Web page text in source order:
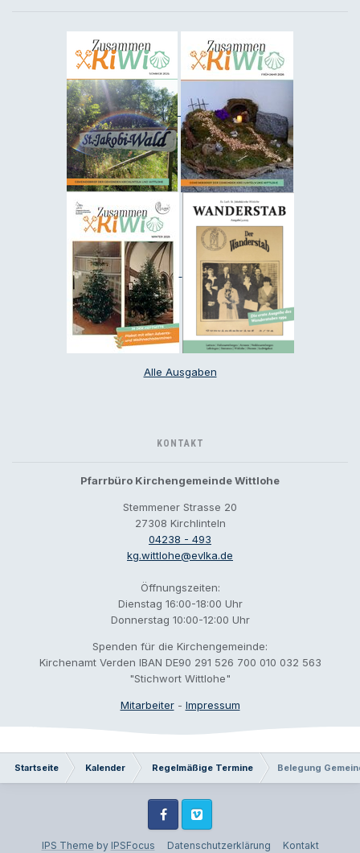
Alle Ausgaben
KONTAKT
Pfarrbüro Kirchengemeinde Wittlohe
Stemmener Strasse 20
27308 Kirchlinteln
04238 - 493
kg.wittlohe@evlka.de
Öffnungszeiten:
Dienstag 16:00-18:00 Uhr
Donnerstag 10:00-12:00 Uhr
Spenden für die Kirchengemeinde:
Kirchenamt Verden IBAN DE90 291 526 700 010 032 563
"Stichwort Wittlohe"
Mitarbeiter- Impressum
Startseite Kalender Regelmäßige Termine Belegung
IPS Theme by IPSFocus Datenschutzerklärung Kontakt
FacebookVimeo